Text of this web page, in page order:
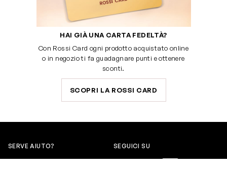
HAI GIÀ UNA CARTA FEDELTÀ?
Con Rossi Card ogni prodotto acquistato online
o in negozio ti fa guadagnare punti e ottenere
sconti.
SCOPRI LA ROSSI CARD
SERVE AIUTO? SEGUICI SU